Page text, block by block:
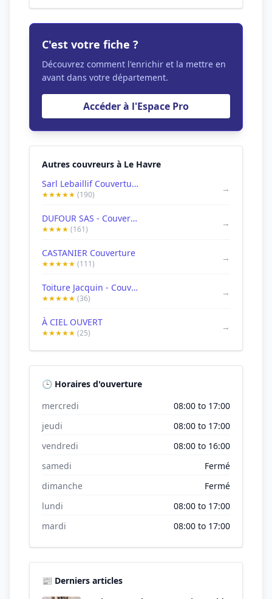
C'est votre fiche ?
Découvrez comment l'enrichir et la mettre en
avant dans votre département.
Accéder à l'Espace Pro
Autres couvreurs à Le Havre
Sarl Lebaillif Couverture
★★★★★ (190)
→
DUFOUR SAS - Couverture, Bardage, Plomberie
★★★★ (161)
→
CASTANIER Couverture
★★★★★ (111)
→
Toiture Jacquin - Couvreur Le Havre 76600
★★★★★ (36)
→
À CIEL OUVERT
★★★★★ (25)
→
🕒 Horaires d'ouverture
mercredi
08:00 to 17:00
jeudi
08:00 to 17:00
vendredi
08:00 to 16:00
samedi
Fermé
dimanche
Fermé
lundi
08:00 to 17:00
mardi
08:00 to 17:00
📰 Derniers articles